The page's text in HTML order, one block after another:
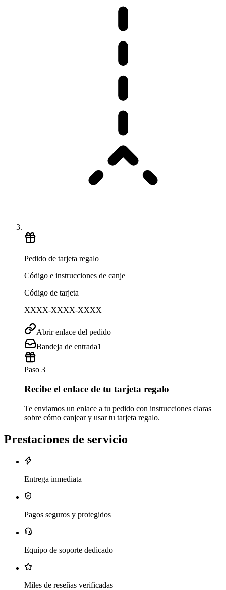
Pedido de tarjeta regalo
Código e instrucciones de canje
Código de tarjeta
XXXX-XXXX-XXXX
Abrir enlace del pedido
Bandeja de entrada1
Paso 3
Recibe el enlace de tu tarjeta regalo
Te enviamos un enlace a tu pedido con instrucciones claras
sobre cómo canjear y usar tu tarjeta regalo.
Prestaciones de servicio
Entrega inmediata
Pagos seguros y protegidos
Equipo de soporte dedicado
Miles de reseñas verificadas